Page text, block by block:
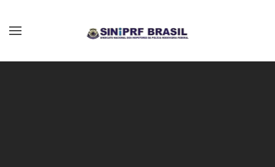
Skip to main content